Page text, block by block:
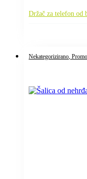
Držač za telefon od
Nekategorizirano ,